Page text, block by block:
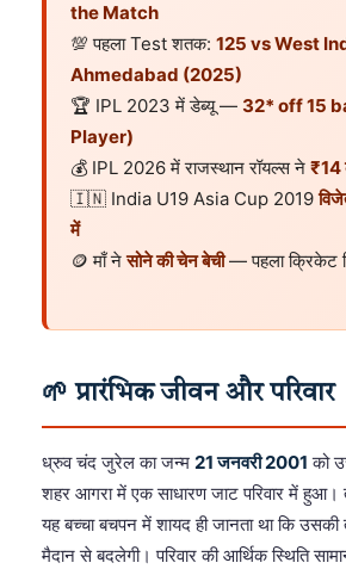
the Match
💯 पहला Test शतक: 125 vs West
Ahmedabad (2025)
🏆 IPL 2023 में डेब्यू — 32* off 15
Player)
💰 IPL 2026 में राजस्थान रॉयल्स ने ₹14
🇮🇳 India U19 Asia Cup 2019
में
🪙 माँ नेसोने की चेन बेची— पहला क्रिकेट
🌱 प्रारंभिक जीवन और परिवार
ध्रुव चंद जुरेल का जन्म 21 जनवरी 2001 को
शहर आगरा में एक साधारण जाट परिवार में हुआ।
यह बच्चा बचपन में शायद ही जानता था कि
मैदान से बदलेगी। परिवार की आर्थिक स्थिति